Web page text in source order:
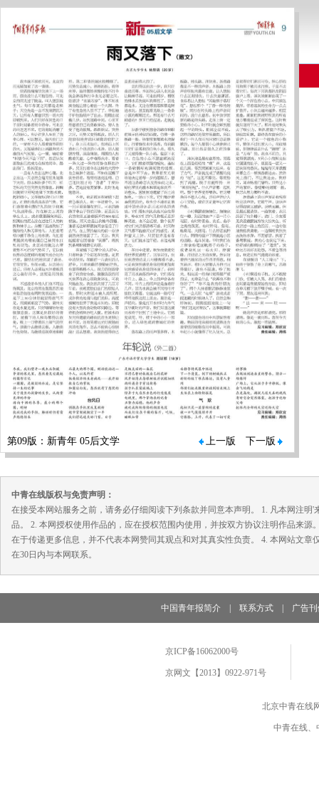
第09版：新青年 05后文学 上一版 下一版
中青在线版权与免责声明：
在接受本网站服务之前，请务必仔细阅读下列条款并同意本声明。 1. 凡本网注
品。 2. 本网授权使用作品的，应在授权范围内使用，并按双方协议注明作品来
在于传递更多信息，并不代表本网赞同其观点和对其真实性负责。 4. 本网站文
在30日内与本网联系。
中国青年报简介 联系方式 广告刊
京ICP备16062000号
京网文【2013】0922-971号
北京中青在线
中青在线、